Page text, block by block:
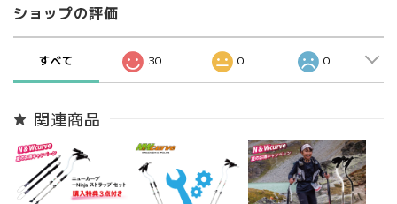
ショップの評価
すべて 30 0 0
関連商品